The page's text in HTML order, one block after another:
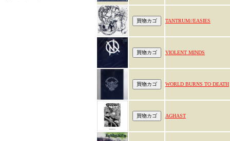
TANTRUM//EASIES
VIOLENT MINDS
WORLD BURNS TO DEATH
AGHAST